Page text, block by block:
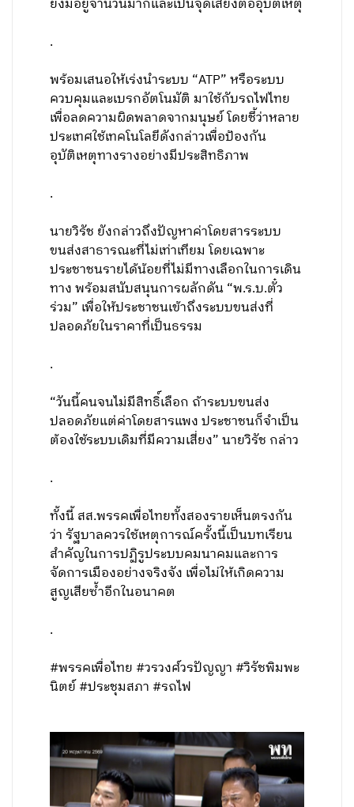
ยังมีอยู่จำนวนมากและเป็นจุดเสี่ยงต่ออุบัติเหตุ
.
พร้อมเสนอให้เร่งนำระบบ “ATP” หรือระบบ
ควบคุมและเบรกอัตโนมัติ มาใช้กับรถไฟไทย
เพื่อลดความผิดพลาดจากมนุษย์ โดยชี้ว่าหลาย
ประเทศใช้เทคโนโลยีดังกล่าวเพื่อป้องกัน
อุบัติเหตุทางรางอย่างมีประสิทธิภาพ
.
นายวิรัช ยังกล่าวถึงปัญหาค่าโดยสารระบบ
ขนส่งสาธารณะที่ไม่เท่าเทียม โดยเฉพาะ
ประชาชนรายได้น้อยที่ไม่มีทางเลือกในการเดิน
ทาง พร้อมสนับสนุนการผลักดัน “พ.ร.บ.ตั๋ว
ร่วม” เพื่อให้ประชาชนเข้าถึงระบบขนส่งที่
ปลอดภัยในราคาที่เป็นธรรม
.
“วันนี้คนจนไม่มีสิทธิ์เลือก ถ้าระบบขนส่ง
ปลอดภัยแต่ค่าโดยสารแพง ประชาชนก็จำเป็น
ต้องใช้ระบบเดิมที่มีความเสี่ยง” นายวิรัช กล่าว
.
ทั้งนี้ สส.พรรคเพื่อไทยทั้งสองรายเห็นตรงกัน
ว่า รัฐบาลควรใช้เหตุการณ์ครั้งนี้เป็นบทเรียน
สำคัญในการปฏิรูประบบคมนาคมและการ
จัดการเมืองอย่างจริงจัง เพื่อไม่ให้เกิดความ
สูญเสียซ้ำอีกในอนาคต
.
#พรรคเพื่อไทย #วรวงศ์วรปัญญา #วิรัชพิมพะ
นิตย์ #ประชุมสภา #รถไฟ